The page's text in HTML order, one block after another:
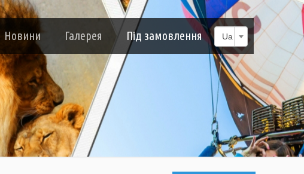
Новини Галерея Під замовлення Ua